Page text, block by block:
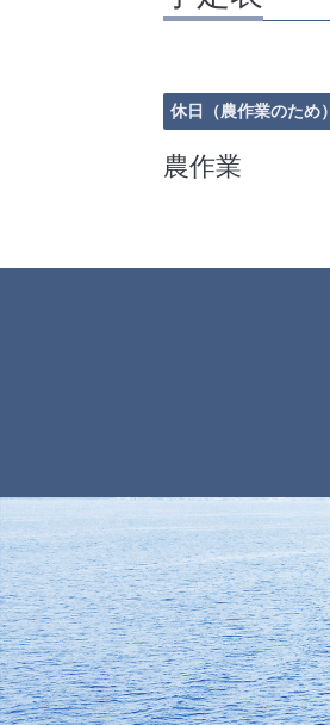
休日（農作業のため）
農作業